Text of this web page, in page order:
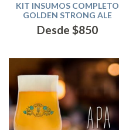
KIT INSUMOS COMPLETO
GOLDEN STRONG ALE
Desde $850